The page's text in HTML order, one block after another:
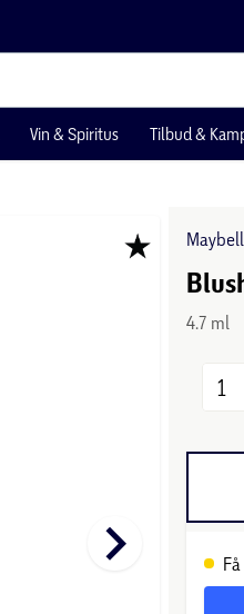
Vin & Spiritus Tilbud &
keyboard_arrow_right
4.7 ml
1